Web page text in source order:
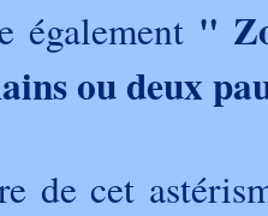
également "
ou deux
de cet